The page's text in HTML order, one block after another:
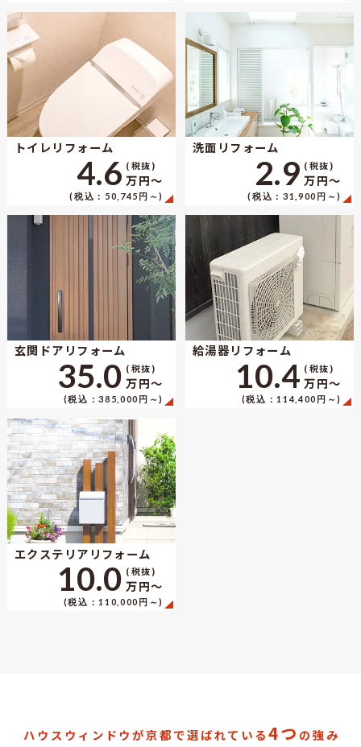
トイレリフォーム
4.6 (税抜)
万円〜
(税込：50,745円～)
洗面リフォーム
2.9 (税抜)
万円〜
(税込：31,900円～)
玄関ドアリフォーム
35.0 (税抜)
万円〜
(税込：385,000円～)
給湯器リフォーム
10.4 (税抜)
万円〜
(税込：114,400円～)
エクステリアリフォーム
10.0 (税抜)
万円〜
(税込：110,000円～)
ハウスウィンドウが京都で選ばれている4つ の強み